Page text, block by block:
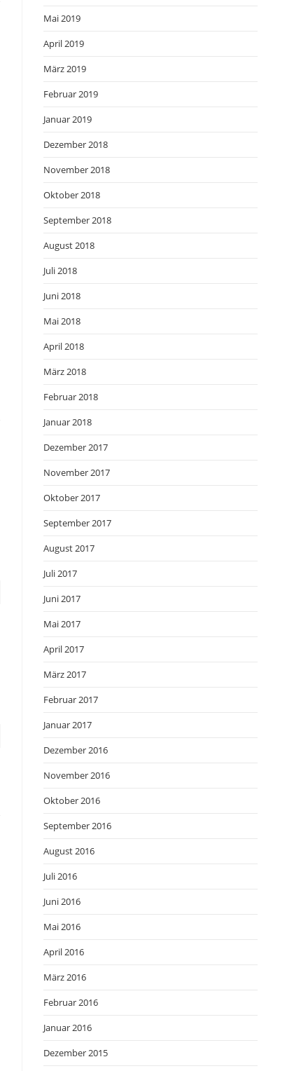
Mai 2019
April 2019
März 2019
Februar 2019
Januar 2019
Dezember 2018
November 2018
Oktober 2018
September 2018
August 2018
Juli 2018
Juni 2018
Mai 2018
April 2018
März 2018
Februar 2018
Januar 2018
Dezember 2017
November 2017
Oktober 2017
September 2017
August 2017
Juli 2017
Juni 2017
Mai 2017
April 2017
März 2017
Februar 2017
Januar 2017
Dezember 2016
November 2016
Oktober 2016
September 2016
August 2016
Juli 2016
Juni 2016
Mai 2016
April 2016
März 2016
Februar 2016
Januar 2016
Dezember 2015